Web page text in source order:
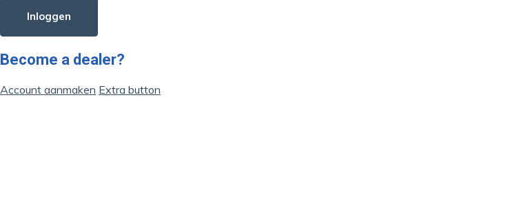
Inloggen
Become a dealer?
Account aanmaken Extra button